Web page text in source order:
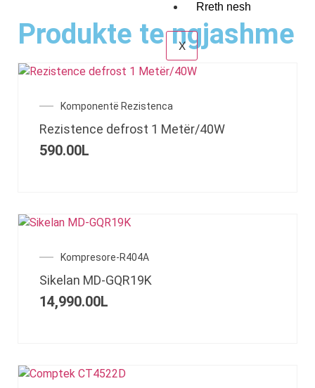
Rreth nesh
X
Produkte te ngjashme
Komponentë Rezistenca
Rezistence defrost 1 Metër/40W
590.00L
Kompresore-R404A
Sikelan MD-GQR19K
14,990.00L